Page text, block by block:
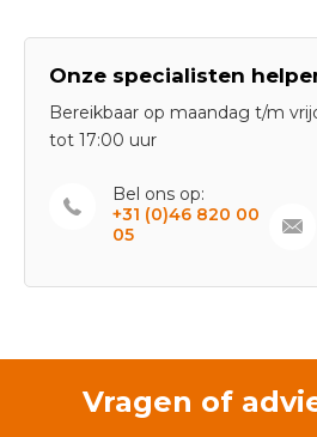
Onze specialisten
Bereikbaar op maandag t/m
tot 17:00 uur
Bel ons op:
+31 (0)46 820 00
05
Vragen of